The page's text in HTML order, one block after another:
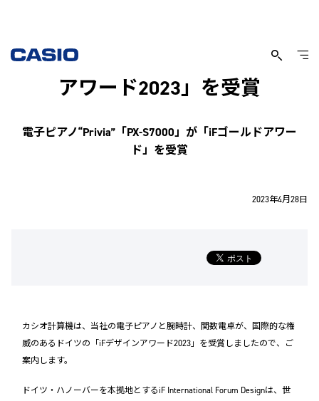
国際的なデザイン賞「iFデザイン
アワード2023」を受賞
電子ピアノ“Privia”「PX-S7000」が「iFゴールドアワー
ド」を受賞
2023年4月28日
カシオ計算機は、当社の電子ピアノと腕時計、関数電卓が、国際的な権
威のあるドイツの「iFデザインアワード2023」を受賞しましたので、ご
案内します。
ドイツ・ハノーバーを本拠地とするiF International Forum Designは、世